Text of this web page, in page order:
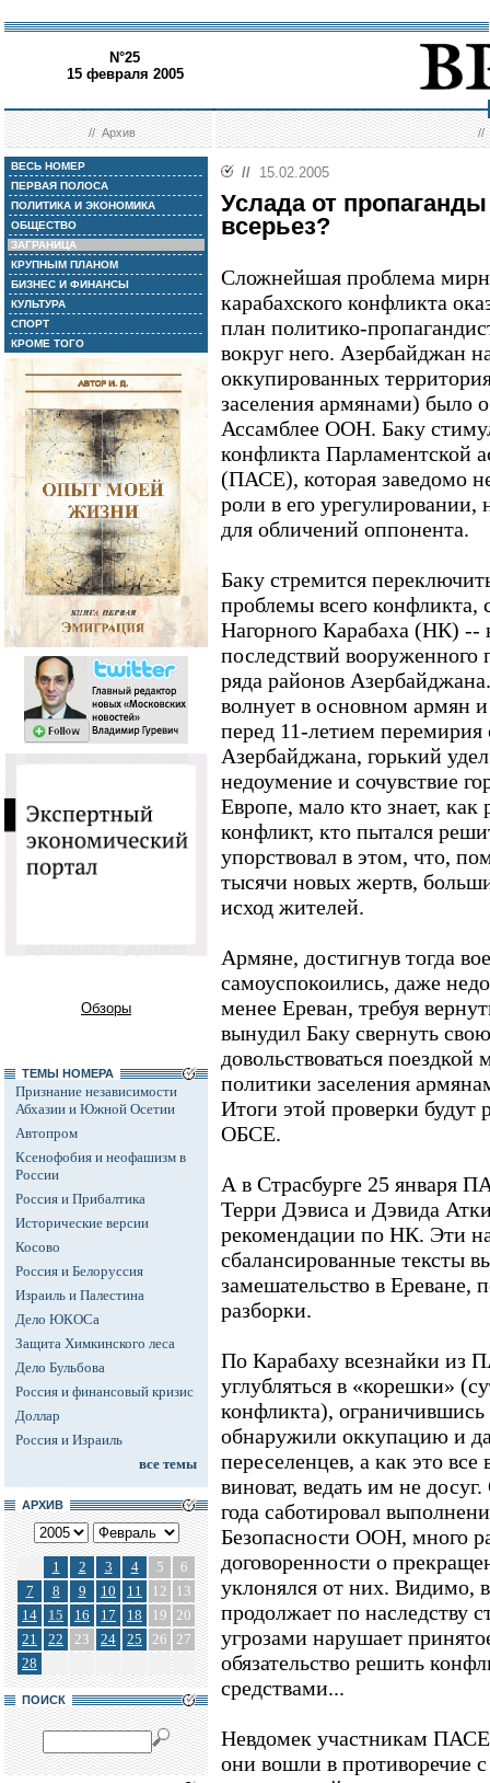
N°25
15 февраля 2005
//Архив //
ВЕСЬ НОМЕР
ПЕРВАЯ ПОЛОСА
ПОЛИТИКА И ЭКОНОМИКА
ОБЩЕСТВО
ЗАГРАНИЦА
КРУПНЫМ ПЛАНОМ
БИЗНЕС И ФИНАНСЫ
КУЛЬТУРА
СПОРТ
КРОМЕ ТОГО
Обзоры
ТЕМЫ НОМЕРА
Признание независимости
Абхазии и Южной Осетии
Автопром
Ксенофобия и неофашизм в
России
Россия и Прибалтика
Исторические версии
Косово
Россия и Белоруссия
Израиль и Палестина
Дело ЮКОСа
Защита Химкинского леса
Дело Бульбова
Россия и финансовый кризис
Доллар
Россия и Израиль
все темы
АРХИВ
1 2 3 4 5
6
7
8 9 10 11 12
13
14
15 16 17 18 19 20
21
22 23 24 25 26 27
28
ПОИСК
// 15.02.2005
Услада от
всерьез?
Сложнейшая проблема
карабахского конфликта
план политико-
вокруг него. Азербайджан
оккупированных
заселения армянами) было
Ассамблее ООН. Баку
конфликта Парламентской
(ПАСЕ), которая заведомо
роли в его урегулировании,
для обличений оппонента.
Баку стремится
проблемы всего конфликта,
Нагорного Карабаха (НК) --
последствий вооруженного
ряда районов
волнует в основном армян
перед 11-летием
Азербайджана, горький
недоумение и сочувствие
Европе, мало кто знает, как
конфликт, кто пытался
упорствовал в этом, что,
тысячи новых жертв,
исход жителей.
Армяне, достигнув тогда
самоуспокоились, даже
менее Ереван, требуя
вынудил Баку свернуть
довольствоваться
политики заселения
Итоги этой проверки будут
ОБСЕ.
А в Страсбурге 25 января
Терри Дэвиса и Дэвида
рекомендации по НК. Эти
сбалансированные тексты
замешательство в Ереване,
разборки.
По Карабаху всезнайки из
углубляться в «корешки»
конфликта),
обнаружили оккупацию и
переселенцев, а как это
виноват, ведать им не
года саботировал
Безопасности ООН, много
договоренности о
уклонялся от них. Видимо,
продолжает по наследству
угрозами нарушает
обязательство решить
средствами...
Невдомек участникам
они вошли в